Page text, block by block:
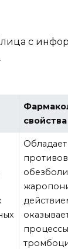
с
свойства
Обладает